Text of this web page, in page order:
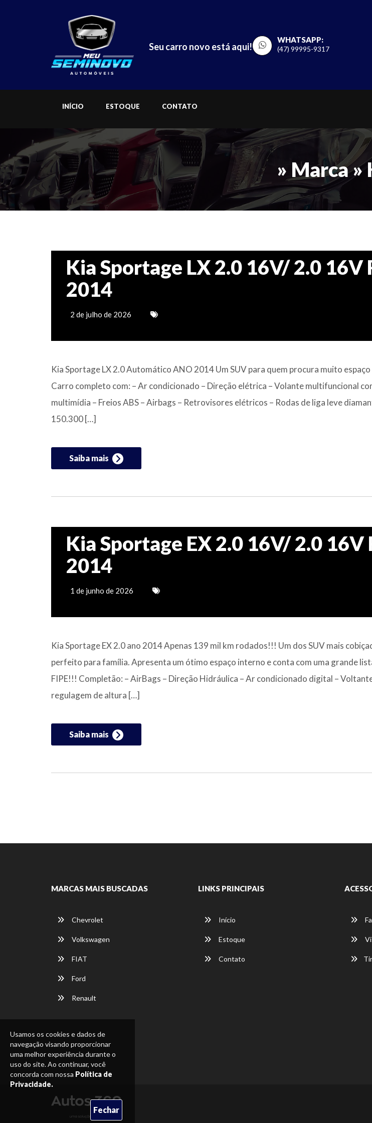
Usamos os cookies e dados de
navegação visando proporcionar
uma melhor experiência durante o
uso do site. Ao continuar, você
concorda com nossa Política de
Privacidade.
Fechar
Seu carro novo está aqui!
WHATSAPP:
(47) 99995-9317
INÍCIO ESTOQUE CONTATO
» Marca »
Kia Sportage LX 2.0 16V/ 2.0 16V
2014
2 de julho de 2026
Kia Sportage LX 2.0 Automático ANO 2014 Um SUV para quem procura muito
Carro completo com: – Ar condicionado – Direção elétrica – Volante multifuncional
multimídia – Freios ABS – Airbags – Retrovisores elétricos – Rodas de liga leve
150.300 […]
Saiba mais
Kia Sportage EX 2.0 16V/ 2.0
2014
1 de junho de 2026
Kia Sportage EX 2.0 ano 2014 Apenas 139 mil km rodados!!! Um dos SUV mais
perfeito para família. Apresenta um ótimo espaço interno e conta com uma grande
FIPE!!! Completão: – AirBags – Direção Hidráulica – Ar condicionado digital –
regulagem de altura […]
Saiba mais
MARCAS MAIS BUSCADAS
Chevrolet
Volkswagen
FIAT
Ford
Renault
LINKS PRINCIPAIS
Início
Estoque
Contato